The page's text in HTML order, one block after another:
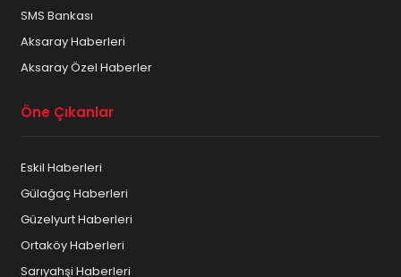
SMS Bankası
Aksaray Haberleri
Aksaray Özel Haberler
Öne Çıkanlar
Eskil Haberleri
Gülağaç Haberleri
Güzelyurt Haberleri
Ortaköy Haberleri
Sarıyahşi Haberleri